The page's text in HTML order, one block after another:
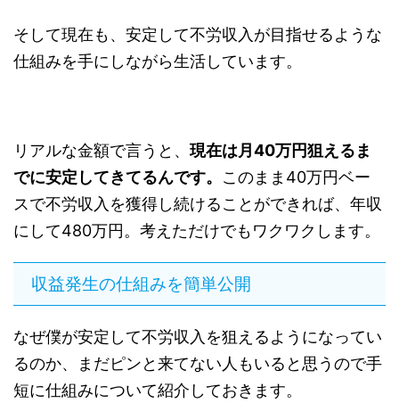
そして現在も、安定して不労収入が目指せるような
仕組みを手にしながら生活しています。
リアルな金額で言うと、 現在は月40万円狙えるま
でに安定してきてるんです。 このまま40万円ベー
スで不労収入を獲得し続けることができれば、年収
にして480万円。考えただけでもワクワクします。
収益発生の仕組みを簡単公開
なぜ僕が安定して不労収入を狙えるようになってい
るのか、まだピンと来てない人もいると思うので手
短に仕組みについて紹介しておきます。